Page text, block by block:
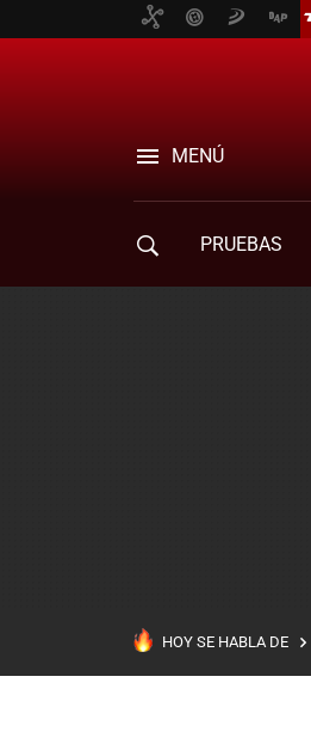
MENÚ
PRUEBAS
HOY SE HABLA DE